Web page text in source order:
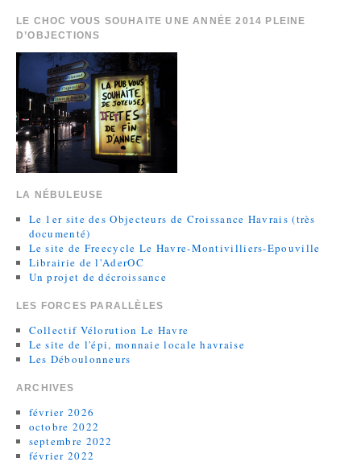
LE CHOC VOUS SOUHAITE UNE ANNÉE 2014 PLEINE
D’OBJECTIONS
LA NÉBULEUSE
Le 1er site des Objecteurs de Croissance Havrais (très
documenté)
Le site de Freecycle Le Havre-Montivilliers-Epouville
Librairie de l'AderOC
Un projet de décroissance
LES FORCES PARALLÈLES
Collectif Vélorution Le Havre
Le site de l'épi, monnaie locale havraise
Les Déboulonneurs
ARCHIVES
février 2026
octobre 2022
septembre 2022
février 2022